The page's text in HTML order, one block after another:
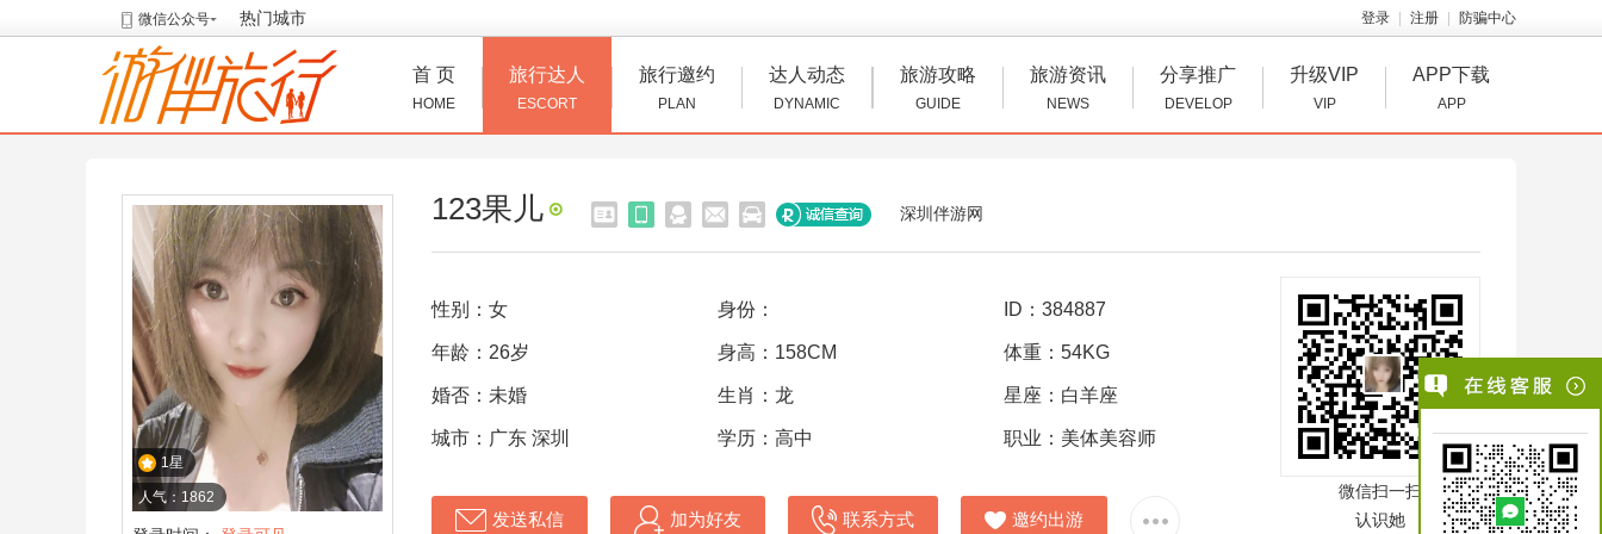
微信公众号 热门城市 登录 注册 防骗中心
首 页
HOME
旅行达人
ESCORT
旅行邀约
PLAN
达人动态
DYNAMIC
旅游攻略
GUIDE
旅游资讯
NEWS
分享推广
DEVELOP
升级VIP
VIP
APP下载
APP
1星
人气：1862
123果儿 深圳伴游网
性别：女 身份： ID：384887
年龄：26岁 身高：158CM 体重：54KG
婚否：未婚 生肖：龙 星座：白羊座
城市：广东 深圳 学历：高中 职业：美体美容师
微信扫一扫
认识她
发送私信 加为好友 联系方式 邀约出游